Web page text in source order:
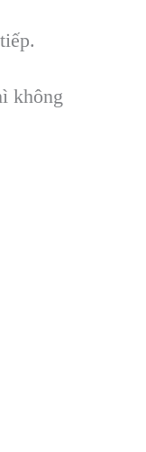
ì không